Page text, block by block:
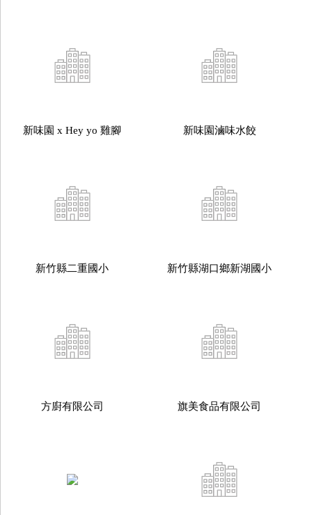
新味園 x Hey yo 雞腳 新味園滷味水餃
新竹縣二重國小 新竹縣湖口鄉新湖國小
方廚有限公司 旗美食品有限公司